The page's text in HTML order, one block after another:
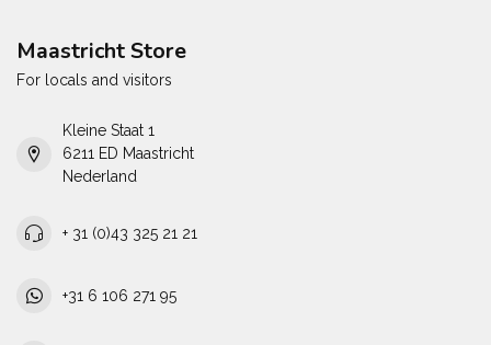
Maastricht Store
For locals and visitors
Kleine Staat 1
6211 ED Maastricht
Nederland
+ 31 (0)43 325 21 21
+31 6 106 271 95